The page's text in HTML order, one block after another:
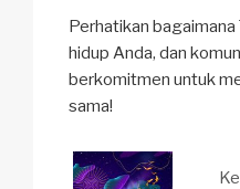
Perhatikan
hidup Anda, dan
berkomitmen untuk
sama!